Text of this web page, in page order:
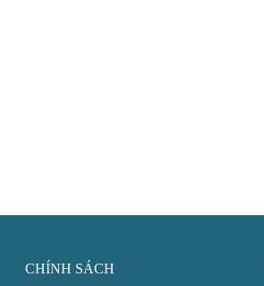
CHÍNH SÁCH